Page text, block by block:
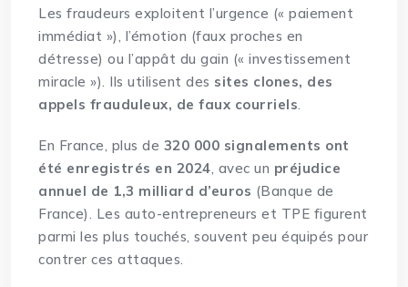
Les fraudeurs exploitent l’urgence (« paiement
immédiat »), l’émotion (faux proches en
détresse) ou l’appât du gain (« investissement
miracle »). Ils utilisent des sites clones, des
appels frauduleux, de faux courriels.
En France, plus de 320 000 signalements ont
été enregistrés en 2024, avec un préjudice
annuel de 1,3 milliard d’euros (Banque de
France). Les auto-entrepreneurs et TPE figurent
parmi les plus touchés, souvent peu équipés pour
contrer ces attaques.